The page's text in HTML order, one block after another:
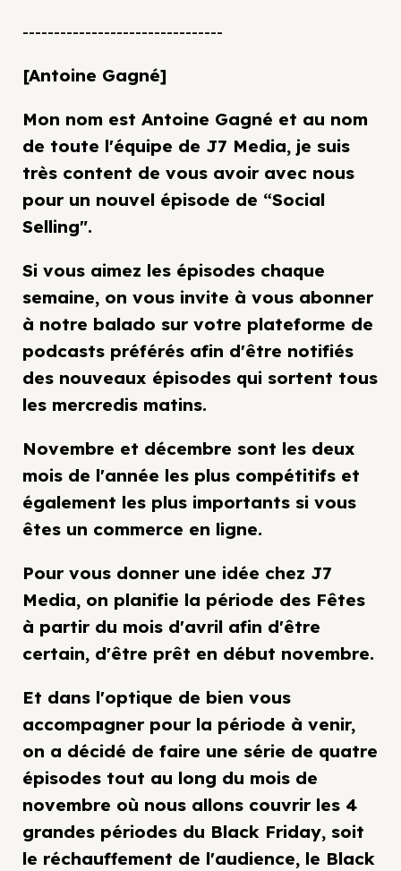
--------------------------------
[Antoine Gagné]
Mon nom est Antoine Gagné et au nom
de toute l'équipe de J7 Media, je suis
très content de vous avoir avec nous
pour un nouvel épisode de “Social
Selling".
Si vous aimez les épisodes chaque
semaine, on vous invite à vous abonner
à notre balado sur votre plateforme de
podcasts préférés afin d'être notifiés
des nouveaux épisodes qui sortent tous
les mercredis matins.
Novembre et décembre sont les deux
mois de l'année les plus compétitifs et
également les plus importants si vous
êtes un commerce en ligne.
Pour vous donner une idée chez J7
Media, on planifie la période des Fêtes
à partir du mois d'avril afin d'être
certain, d'être prêt en début novembre.
Et dans l'optique de bien vous
accompagner pour la période à venir,
on a décidé de faire une série de quatre
épisodes tout au long du mois de
novembre où nous allons couvrir les 4
grandes périodes du Black Friday, soit
le réchauffement de l'audience, le Black